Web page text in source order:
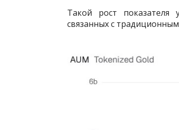
Такой рост показателя
связанных с